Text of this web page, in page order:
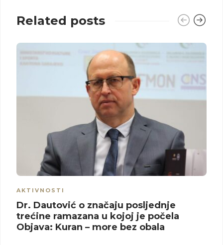
Related posts
AKTIVNOSTI
Dr. Dautović o značaju posljednje
trećine ramazana u kojoj je počela
Objava: Kuran – more bez obala